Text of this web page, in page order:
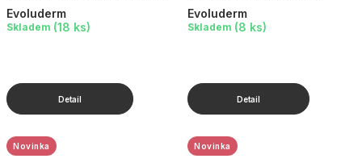
extraktem, 100 ml
Evoluderm
Skladem (18 ks)
olejem, 150 g
Evoluderm
Skladem (8 ks)
Novinka Novinka